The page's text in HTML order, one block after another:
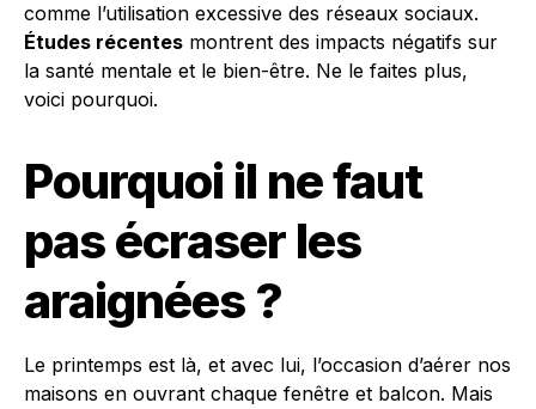
comme l’utilisation excessive des réseaux sociaux.
Études récentes montrent des impacts négatifs sur
la santé mentale et le bien-être. Ne le faites plus,
voici pourquoi.
Pourquoi il ne faut
pas écraser les
araignées ?
Le printemps est là, et avec lui, l’occasion d’aérer nos
maisons en ouvrant chaque fenêtre et balcon. Mais